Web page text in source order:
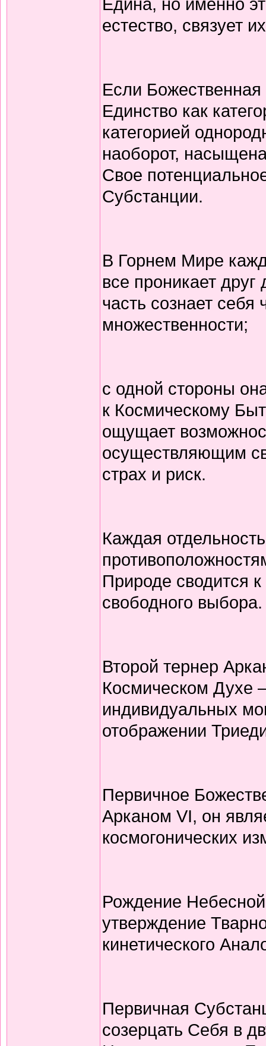
естество, связует
Если
Единство как
категорией
наоборот,
Свое
Субстанции.
В Горнем Мире
все проникает
часть сознает
множественности;
с одной стороны
к Космическому
ощущает
осуществляющим
страх и риск.
Каждая
Природе сводится
свободного выбора.
Второй тернер
Космическом Духе
индивидуальных
отображении
Первичное
Арканом VI, он
космогонических
Рождение
утверждение
кинетического
Первичная
созерцать Себя в